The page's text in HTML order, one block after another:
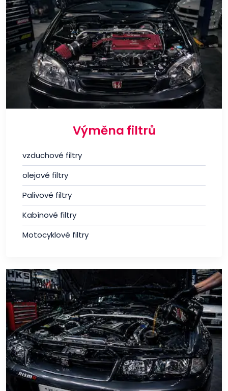
Výměna filtrů
vzduchové filtry
olejové filtry
Palivové filtry
Kabínové filtry
Motocyklové filtry